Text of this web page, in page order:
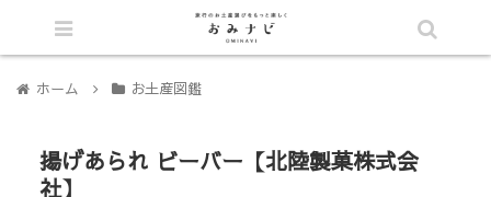
ホーム お土産図鑑
揚げあられ ビーバー【北陸製菓株式会
社】
シェア